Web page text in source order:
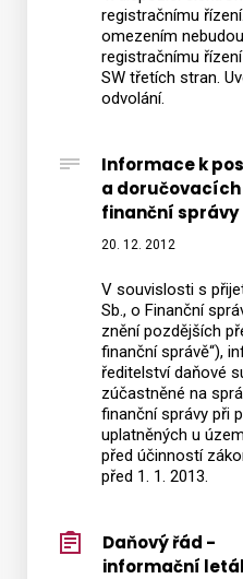
registračnímu
omezením
registračnímu
SW třetích stran.
odvolání.
Informace k
a
finanční správy
20. 12. 2012
V souvislosti s
Sb., o Finanční
znění pozdějších
finanční správě“),
ředitelství daňové
zúčastněné na
finanční správy při
uplatněných u
před účinností
před 1. 1. 2013.
Daňový řád -
informační